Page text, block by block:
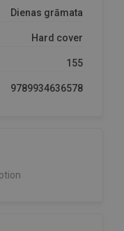
Dienas grāmata
Hard cover
155
9789934636578